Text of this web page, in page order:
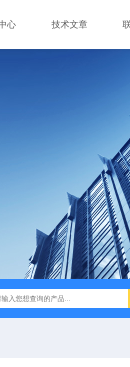
心 技术文章
搅拌机 WNG5二沉池刮吸泥机原